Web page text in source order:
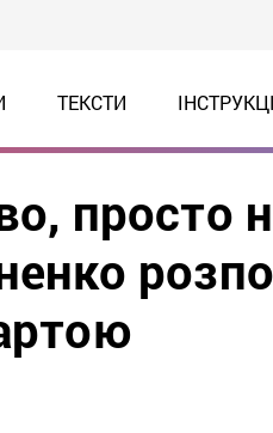
ТЕКСТИ
просто